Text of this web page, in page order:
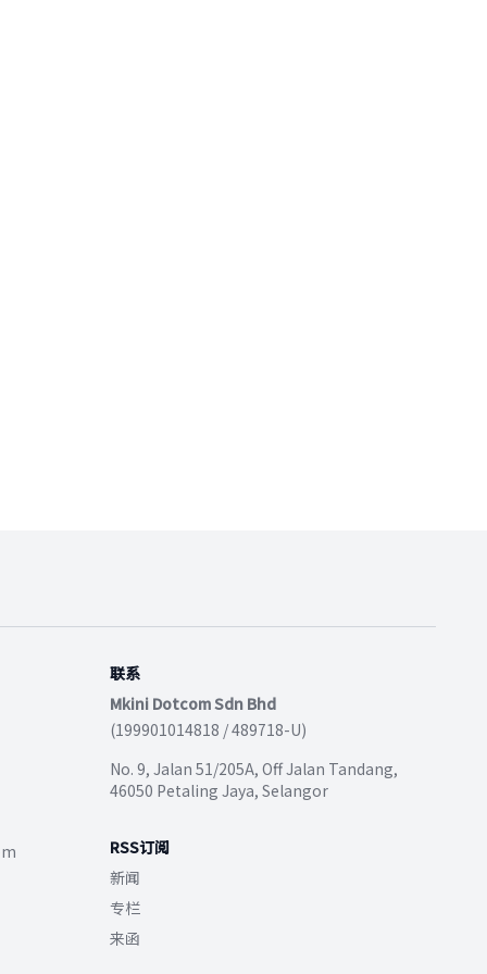
联系
Mkini Dotcom Sdn Bhd
(199901014818 / 489718-U)
No. 9, Jalan 51/205A, Off Jalan Tandang,
46050 Petaling Jaya, Selangor
RSS订阅
新闻
专栏
来函